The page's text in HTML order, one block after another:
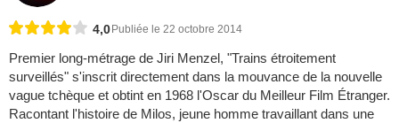
4,0Publiée le 22 octobre 2014
Premier long-métrage de Jiri Menzel, "Trains étroitement
surveillés" s'inscrit directement dans la mouvance de la nouvelle
vague tchèque et obtint en 1968 l'Oscar du Meilleur Film Étranger.
Racontant l'histoire de Milos, jeune homme travaillant dans une